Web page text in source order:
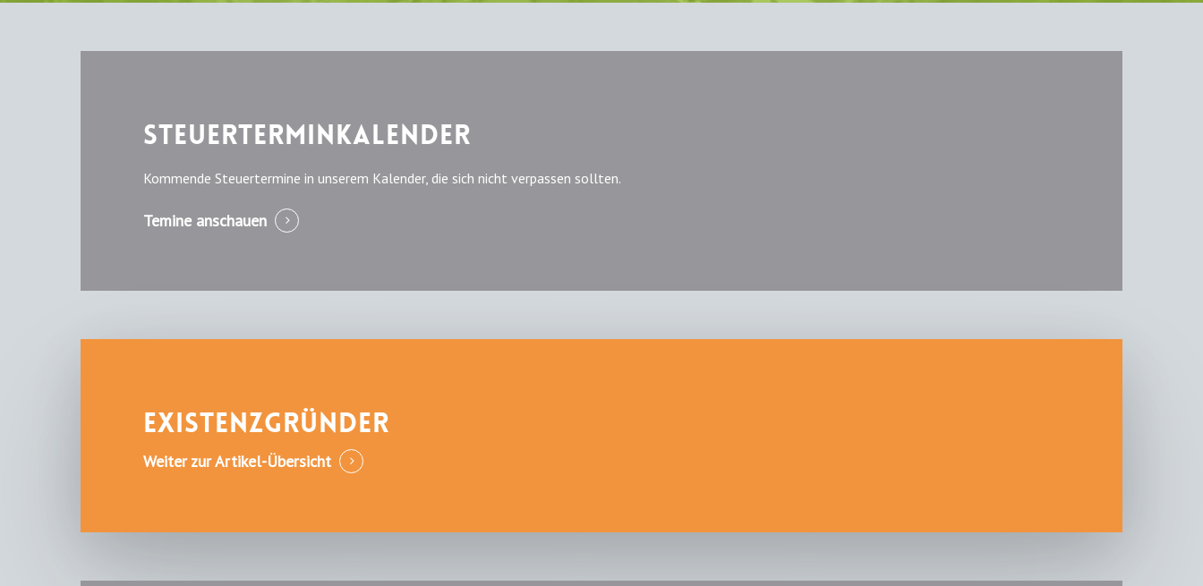
Steuerterminkalender
Kommende Steuertermine in unserem Kalender, die sich nicht verpassen sollten.
Temine anschauen
Existenzgründer
Weiter zur Artikel-Übersicht